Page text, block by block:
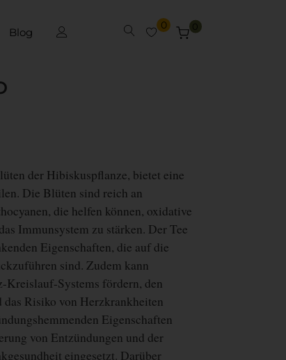
Blog
0
der Hibiskuspflanze, bietet eine
Die Blüten sind reich an
die helfen können, oxidative
Immunsystem zu stärken. Der Tee
Eigenschaften, die auf die
sind. Zudem kann
Kreislauf-Systems fördern, den
Risiko von Herzkrankheiten
Eigenschaften
von Entzündungen und der
eingesetzt. Darüber